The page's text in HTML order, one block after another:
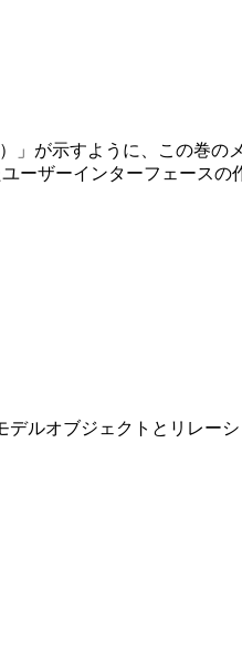
」が示すように、この巻
ーザーインターフェースの
ルオブジェクトとリレーシ